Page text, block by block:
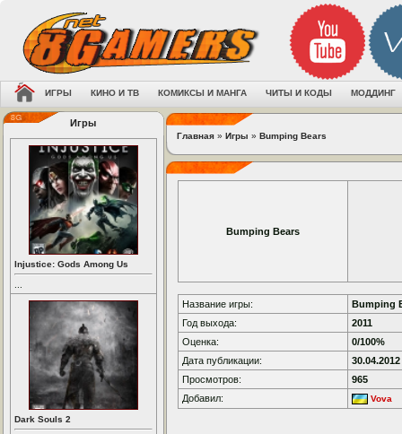
ИГРЫ КИНО И ТВ КОМИКСЫ И МАНГА ЧИТЫ И КОДЫ МОДДИНГ
Игры
Injustice: Gods Among Us
Dark Souls 2
Главная » Игры » Bumping Bears
Bumping Bears
Название игры:
Bumping
Год выхода:
2011
Оценка:
0/100%
Дата публикации:
30.04.2012
Просмотров:
965
Добавил:
Vova